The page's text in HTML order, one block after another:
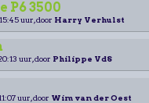
3500
uur, door Harry Verhulst
uur, door Philippe VdS
uur, door Wim van der Oest